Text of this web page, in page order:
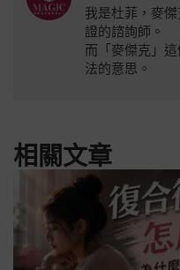
我是杜菲，麥
證的諮詢師。
而「麥傑克」
法的意思。
相關文章